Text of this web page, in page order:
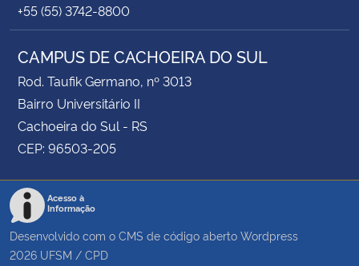
+55 (55) 3742-8800
CAMPUS DE CACHOEIRA DO SUL
Rod. Taufik Germano, nº 3013
Bairro Universitário II
Cachoeira do Sul - RS
CEP: 96503-205
Acesso à
Informação
Desenvolvido com o CMS de código aberto Wordpress
2026 UFSM / CPD